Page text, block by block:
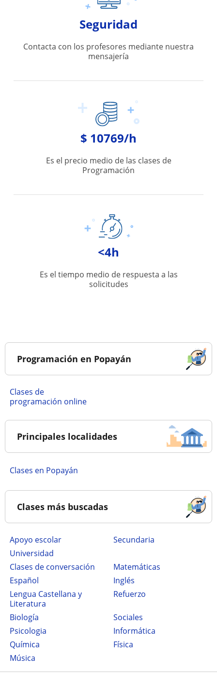
Seguridad
Contacta con los profesores mediante nuestra
mensajería
$ 10769/h
Es el precio medio de las clases de
Programación
<4h
Es el tiempo medio de respuesta a las
solicitudes
Programación en Popayán
Clases de
programación online
Principales localidades
Clases en Popayán
Clases más buscadas
Apoyo escolar
secundaria
Universidad
Clases de conversación
Matemáticas
Español
Inglés
Lengua Castellana y
Literatura
Refuerzo
Biología
Sociales
Psicologia
Informática
Química
Física
Música